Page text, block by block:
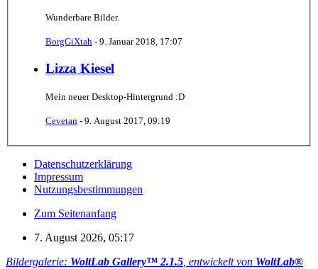
Wunderbare Bilder.
BorgGiXtah - 9. Januar 2018, 17:07
Lizza Kiesel
Mein neuer Desktop-Hintergrund :D
Cevetan - 9. August 2017, 09:19
Datenschutzerklärung
Impressum
Nutzungsbestimmungen
Zum Seitenanfang
7. August 2026, 05:17
Bildergalerie: WoltLab Gallery™ 2.1.5 , entwickelt von WoltLab®